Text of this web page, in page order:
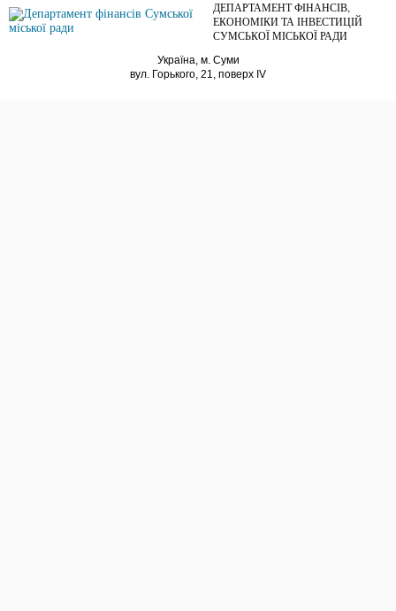
ДЕПАРТАМЕНТ ФІНАНСІВ,
ЕКОНОМІКИ ТА ІНВЕСТИЦІЙ
СУМСЬКОЇ МІСЬКОЇ РАДИ
Україна, м. Суми
вул. Горького, 21, поверх IV